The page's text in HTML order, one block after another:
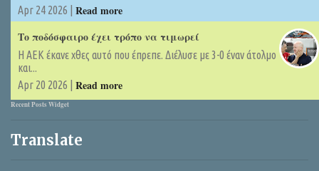
Apr 24 2026 | Read more
Το ποδόσφαιρο έχει τρόπο να τιμωρεί
Η ΑΕΚ έκανε χθες αυτό που έπρεπε. Διέλυσε με 3-0 έναν άτολμο
και...
Apr 20 2026 | Read more
Recent Posts Widget
Translate